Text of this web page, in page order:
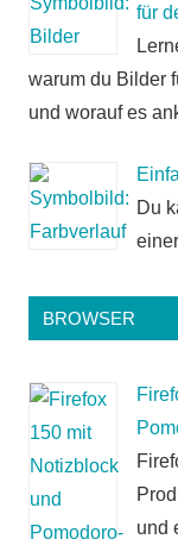
für
warum du Bilder
und worauf es
Du
BROWSER
und